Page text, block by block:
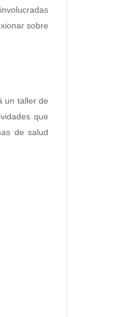
sobre
un taller de
que
de salud